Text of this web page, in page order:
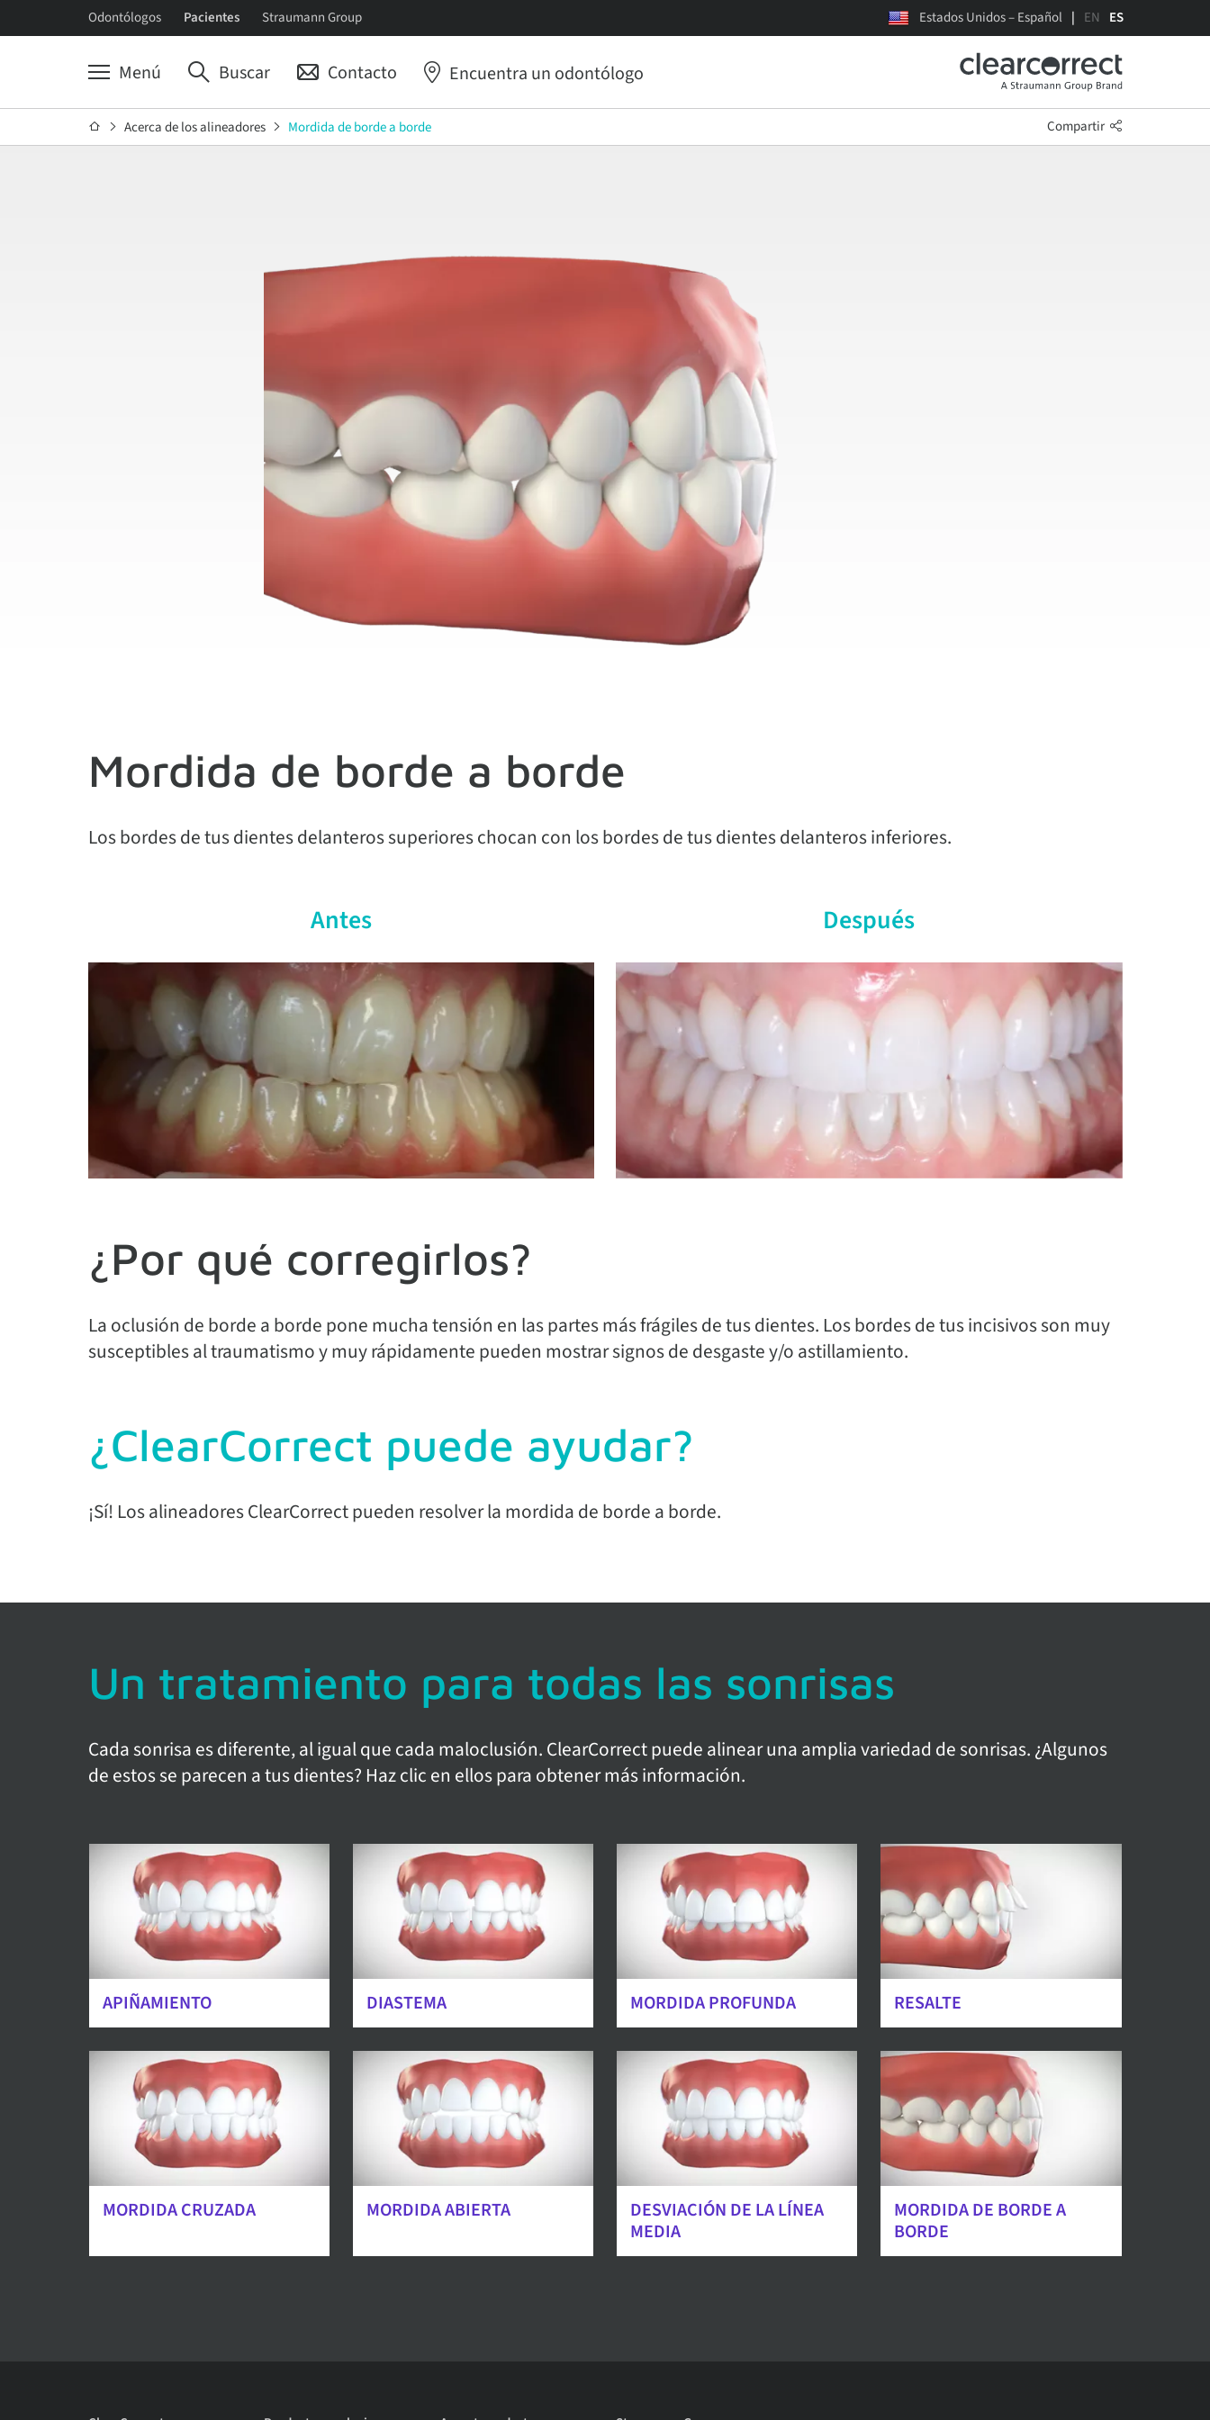
Odontólogos Pacientes Straumann Group Estados Unidos – Español EN ES
Menú Buscar Contacto Encuentra un odontólogo
Acerca de los alineadores Mordida de borde a borde Compartir
Mordida de borde a borde
Los bordes de tus dientes delanteros superiores chocan con los bordes de tus dientes delanteros inferiores.
Antes Después
¿Por qué corregirlos?
La oclusión de borde a borde pone mucha tensión en las partes más frágiles de tus dientes. Los bordes de tus incisivos son muy
susceptibles al traumatismo y muy rápidamente pueden mostrar signos de desgaste y/o astillamiento.
¿ClearCorrect puede ayudar?
¡Sí! Los alineadores ClearCorrect pueden resolver la mordida de borde a borde.
Un tratamiento para todas las sonrisas
Cada sonrisa es diferente, al igual que cada maloclusión. ClearCorrect puede alinear una amplia variedad de sonrisas. ¿Algunos
de estos se parecen a tus dientes? Haz clic en ellos para obtener más información.
APIÑAMIENTO DIASTEMA MORDIDA PROFUNDA RESALTE
MORDIDA CRUZADA MORDIDA ABIERTA
DESVIACIÓN DE LA LÍNEA
MEDIA
MORDIDA DE BORDE A
BORDE